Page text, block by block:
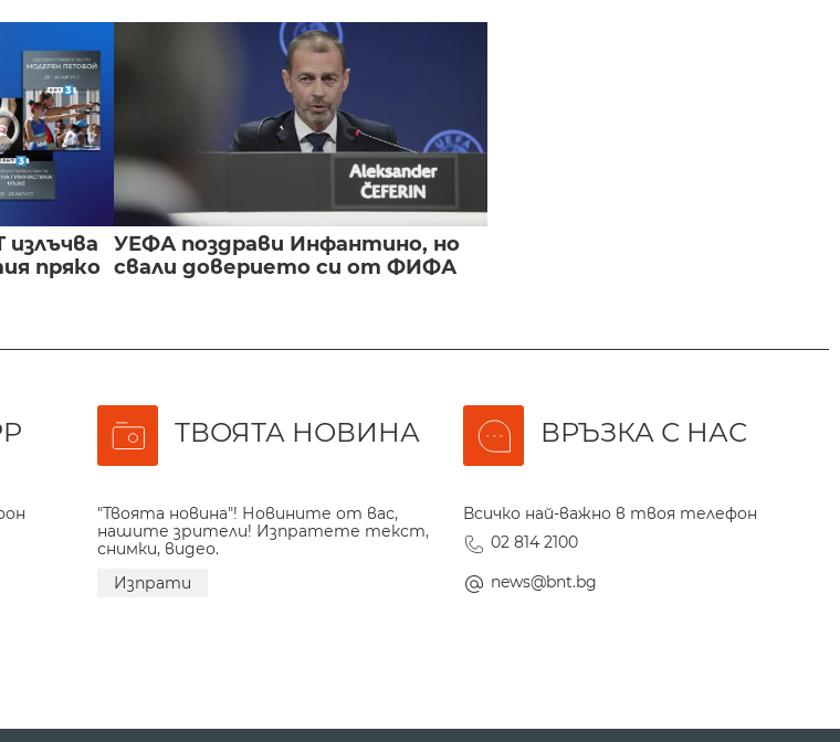
излъчва
пряко
УЕФА поздрави Инфантино, но
свали доверието си от ФИФА
ТВОЯТА НОВИНА
"Твоята новина"! Новините от вас,
нашите зрители! Изпратете текст,
снимки, видео.
Изпрати
ВРЪЗКА С НАС
Всичко най-важно в твоя телефон
02 814 2100
news@bnt.bg